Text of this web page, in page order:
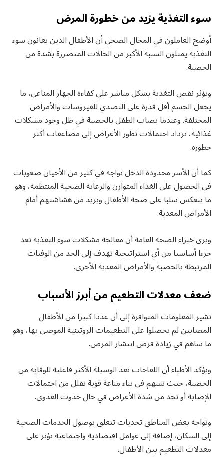
سوء التغذية يزيد من خطورة المرض
أوضح العاملون في المجال الصحي أن الأطفال الذين يعانون سوء
التغذية يمثلون النسبة الأكبر من الحالات المتضررة بشدة من
الحصبة.
ويؤثر نقص التغذية بشكل مباشر على كفاءة الجهاز المناعي، ما
يجعل الجسم أقل قدرة على التصدي للفيروسات والأمراض
المختلفة. وعندما يصاب الطفل بالحصبة في ظل وجود مشكلات
غذائية، تزداد احتمالات تطور الأعراض إلى مضاعفات أكثر
خطورة.
كما أن الأسر محدودة الدخل تواجه في كثير من الأحيان صعوبات
في الحصول على الغذاء المتوازن والرعاية الصحية المنتظمة، وهو
ما ينعكس سلبا على صحة الأطفال ويزيد من هشاشتهم أمام
الأمراض المعدية.
ويرى خبراء الصحة العامة أن معالجة مشكلات سوء التغذية تعد
جزءا أساسيا من أي استراتيجية تهدف إلى الحد من الوفيات
المرتبطة بالحصبة والأمراض المعدية الأخرى.
ضعف معدلات التطعيم من أبرز الأسباب
تشير المعلومات المتوافرة إلى أن عددا كبيرا من الأطفال
المصابين لم يحصلوا على التطعيمات الروتينية الموصى بها، وهو
ما ساهم في زيادة فرص انتشار المرض.
ويؤكد الأطباء أن اللقاحات تعد الوسيلة الأكثر فاعلية للوقاية من
الحصبة، حيث تسهم في بناء مناعة قوية تقلل من احتمالات
الإصابة أو تحد من شدة الأعراض في حال حدوث العدوى.
وتواجه بعض المناطق تحديات تتعلق بوصول الخدمات الصحية
إلى السكان، إضافة إلى عوامل اقتصادية واجتماعية تؤثر على
معدلات التطعيم بين الأطفال.